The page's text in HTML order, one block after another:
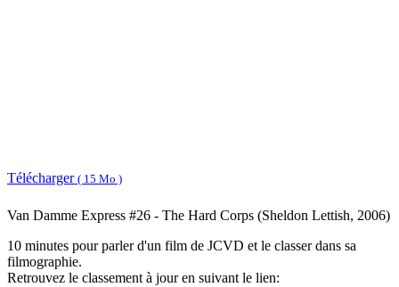
Télécharger ( 15 Mo )
Van Damme Express #26 - The Hard Corps (Sheldon Lettish, 2006)
10 minutes pour parler d'un film de JCVD et le classer dans sa
filmographie.
Retrouvez le classement à jour en suivant le lien: